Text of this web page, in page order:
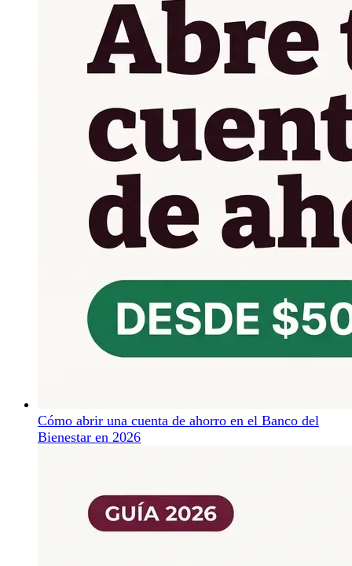
Cómo abrir una cuenta de ahorro en el Banco del
Bienestar en 2026